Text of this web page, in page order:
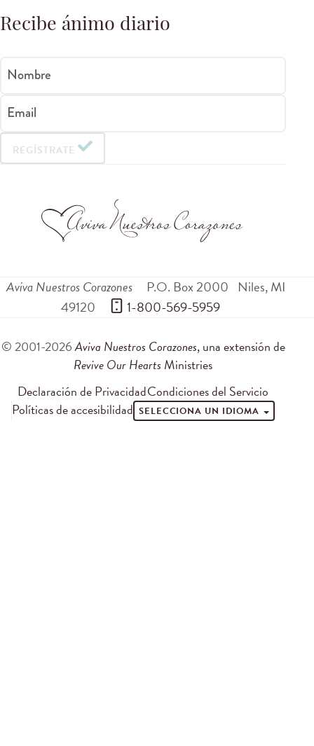
Recibe ánimo diario
Nombre
Email
REGÍSTRATE
Aviva Nuestros Corazones P.O. Box 2000 Niles,MI
49120
1-800-569-5959
© 2001-2026Aviva Nuestros Corazones, una extensión de
Revive Our Hearts Ministries
Declaración de PrivacidadCondiciones del Servicio
Políticas de accesibilidad SELECCIONA UN IDIOMA